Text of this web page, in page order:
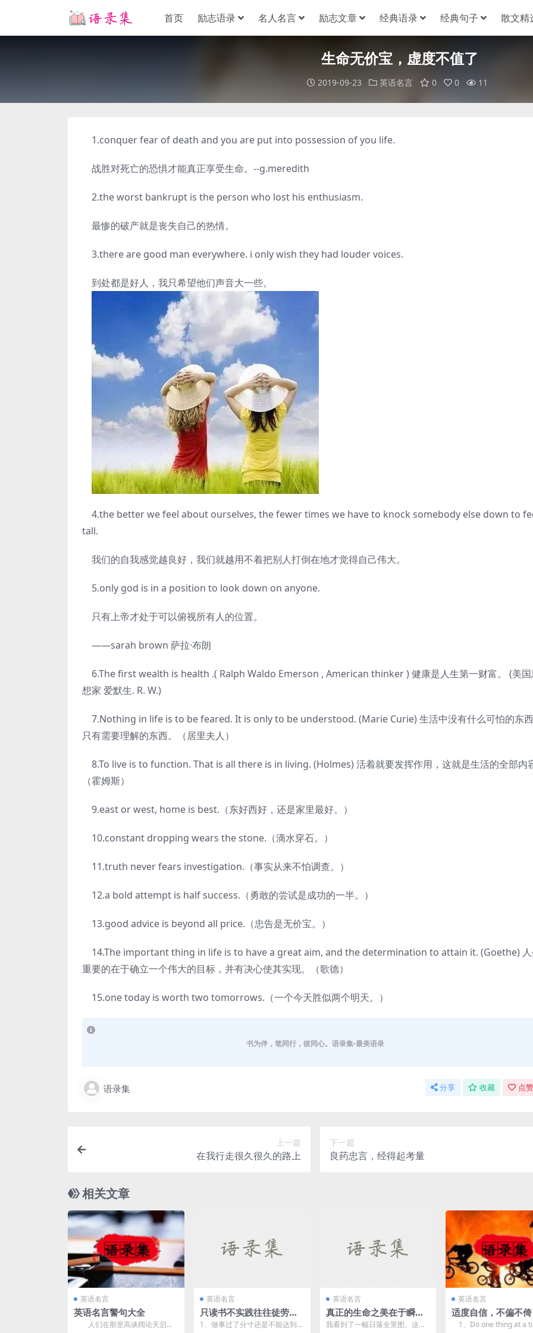
首页 励志语录 名人名言 励志文章 经典语录 经典句子 散文精
生命无价宝，虚度不值了
2019-09-23 英语名言 0 0 11
1.conquer fear of death and you are put into possession of you life.
战胜对死亡的恐惧才能真正享受生命。--g.meredith
2.the worst bankrupt is the person who lost his enthusiasm.
最惨的破产就是丧失自己的热情。
3.there are good man everywhere. i only wish they had louder voices.
到处都是好人，我只希望他们声音大一些。
4.the better we feel about ourselves, the fewer times we have to knock somebody else down to
tall.
我们的自我感觉越良好，我们就越用不着把别人打倒在地才觉得自己伟大。
5.only god is in a position to look down on anyone.
只有上帝才处于可以俯视所有人的位置。
——sarah brown 萨拉·布朗
6.The first wealth is health .( Ralph Waldo Emerson , American thinker ) 健康是人生第一财富。 (美
想家 爱默生. R. W.)
7.Nothing in life is to be feared. It is only to be understood. (Marie Curie) 生活中没有什么可怕的东
只有需要理解的东西。（居里夫人）
8.To live is to function. That is all there is in living. (Holmes) 活着就要发挥作用，这就是生活的全部内
（霍姆斯）
9.east or west, home is best.（东好西好，还是家里最好。）
10.constant dropping wears the stone.（滴水穿石。）
11.truth never fears investigation.（事实从来不怕调查。）
12.a bold attempt is half success.（勇敢的尝试是成功的一半。）
13.good advice is beyond all price.（忠告是无价宝。）
14.The important thing in life is to have a great aim, and the determination to attain it. (Goethe)
重要的在于确立一个伟大的目标，并有决心使其实现。（歌德）
15.one today is worth two tomorrows.（一个今天胜似两个明天。）
书为伴，笔同行，彼同心。语录集-最美语录
语录集 分享 收藏 点
上一篇
在我行走很久很久的路上
下一篇
良药忠言，经得起考量
相关文章
英语名言
英语名言警句大全
人们在那里高谈阔论天启和
英语名言
只读书不实践往往徒劳无
功1、做事过了分寸还是不能达到目
英语名言
真正的生命之美在于瞬间
之永恒
我看到了一幅日落全景图。这景
英语名言
适度自信，不偏不倚
1、Do one thing at a